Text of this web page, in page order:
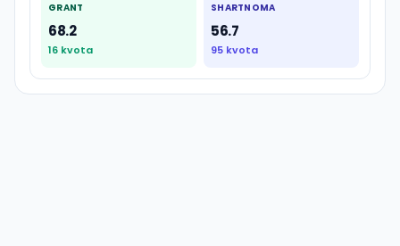
GRANT
68.2
16 kvota
SHARTNOMA
56.7
95 kvota